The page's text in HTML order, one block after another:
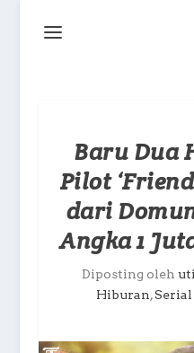
Baru Dua
Pilot
dari
Angka 1
Diposting oleh
Hiburan,Serial